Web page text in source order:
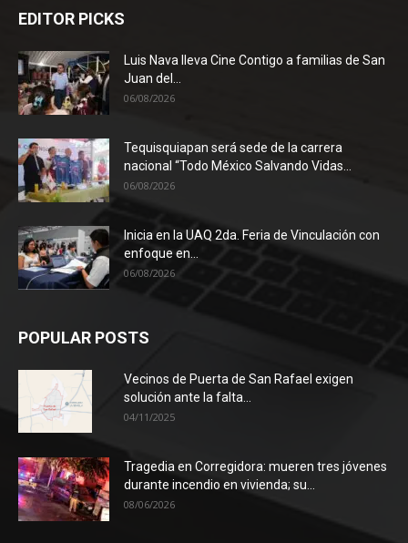
EDITOR PICKS
Luis Nava lleva Cine Contigo a familias de San
Juan del...
06/08/2026
Tequisquiapan será sede de la carrera
nacional “Todo México Salvando Vidas...
06/08/2026
Inicia en la UAQ 2da. Feria de Vinculación con
enfoque en...
06/08/2026
POPULAR POSTS
Vecinos de Puerta de San Rafael exigen
solución ante la falta...
04/11/2025
Tragedia en Corregidora: mueren tres jóvenes
durante incendio en vivienda; su...
08/06/2026